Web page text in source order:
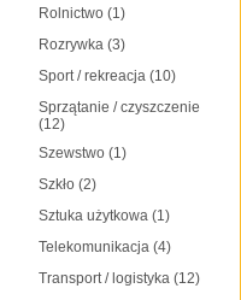
Rolnictwo (1)
Rozrywka (3)
Sport / rekreacja (10)
Sprzątanie / czyszczenie
(12)
Szewstwo (1)
Szkło (2)
Sztuka użytkowa (1)
Telekomunikacja (4)
Transport / logistyka (12)